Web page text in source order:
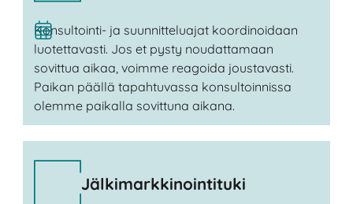
Konsultointi- ja suunnitteluajat koordinoidaan
luotettavasti. Jos et pysty noudattamaan
sovittua aikaa, voimme reagoida joustavasti.
Paikan päällä tapahtuvassa konsultoinnissa
olemme paikalla sovittuna aikana.
Jälkimarkkinointituki